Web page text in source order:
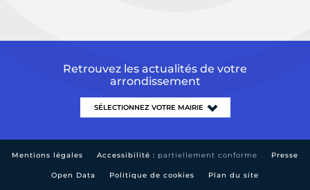
Retrouvez les actualités de votre
arrondissement
Mentions légales Accessibilité : partiellement conforme Presse
Open Data Politique de cookies Plan du site